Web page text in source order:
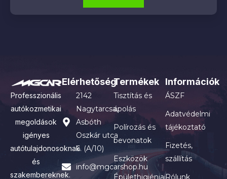
Professzionális
autókozmetikai
megoldások
igényes
autótulajdonosoknak
és
szakembereknek.
Elérhetőség
2142
Nagytarcsa,
Asbóth
Oszkár utca
6. (A/10)
info@mgcarshop.hu
Termékek
Tisztítás és
ápolás
Polírozás és
bevonatok
Eszközök
Épülethigiéniai
Információk
ÁSZF
Adatvédelmi
tájékoztató
Fizetés,
szállítás
Rólunk